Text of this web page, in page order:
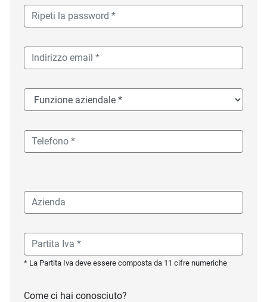
* La Partita Iva deve essere composta da 11 cifre numeriche
Come ci hai conosciuto?